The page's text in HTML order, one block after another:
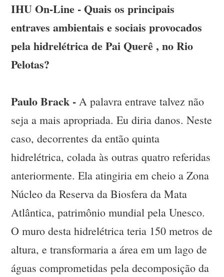
IHU On-Line - Quais os principais
entraves ambientais e sociais provocados
pela hidrelétrica de Pai Querê , no Rio
Pelotas?
Paulo Brack - A palavra entrave talvez não
seja a mais apropriada. Eu diria danos. Neste
caso, decorrentes da então quinta
hidrelétrica, colada às outras quatro referidas
anteriormente. Ela atingiria em cheio a Zona
Núcleo da Reserva da Biosfera da Mata
Atlântica, patrimônio mundial pela Unesco.
O muro desta hidrelétrica teria 150 metros de
altura, e transformaria a área em um lago de
águas comprometidas pela decomposição da